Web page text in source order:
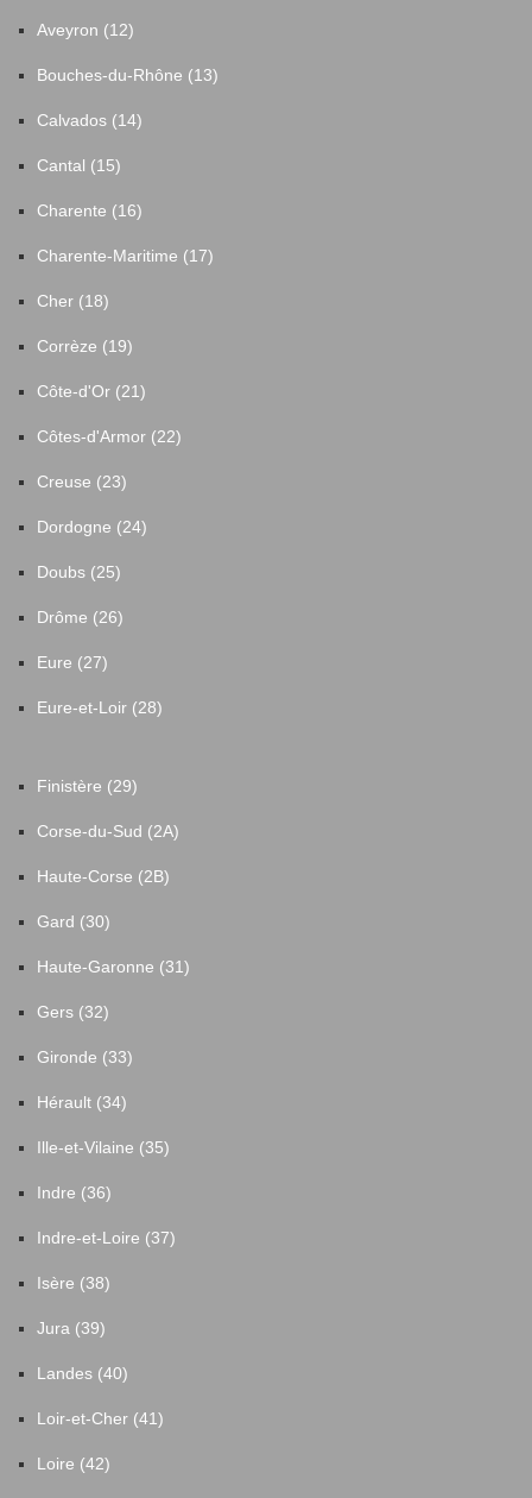
Aveyron (12)
Bouches-du-Rhône (13)
Calvados (14)
Cantal (15)
Charente (16)
Charente-Maritime (17)
Cher (18)
Corrèze (19)
Côte-d'Or (21)
Côtes-d'Armor (22)
Creuse (23)
Dordogne (24)
Doubs (25)
Drôme (26)
Eure (27)
Eure-et-Loir (28)
Finistère (29)
Corse-du-Sud (2A)
Haute-Corse (2B)
Gard (30)
Haute-Garonne (31)
Gers (32)
Gironde (33)
Hérault (34)
Ille-et-Vilaine (35)
Indre (36)
Indre-et-Loire (37)
Isère (38)
Jura (39)
Landes (40)
Loir-et-Cher (41)
Loire (42)